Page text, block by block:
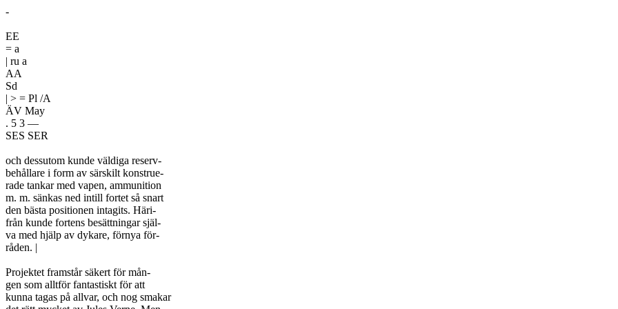
-
EE
= a
| ru a
AA
Sd
| > = Pl /A
ÄV May
. 5 3 —
SES SER
och dessutom kunde väldiga reserv-
behållare i form av särskilt konstrue-
rade tankar med vapen, ammunition
m. m. sänkas ned intill fortet så snart
den bästa positionen intagits. Häri-
från kunde fortens besättningar själ-
va med hjälp av dykare, förnya för-
råden. |
Projektet framstår säkert för mån-
gen som alltför fantastiskt för att
kunna tagas på allvar, och nog smakar